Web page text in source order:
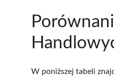
W poniższej tabeli